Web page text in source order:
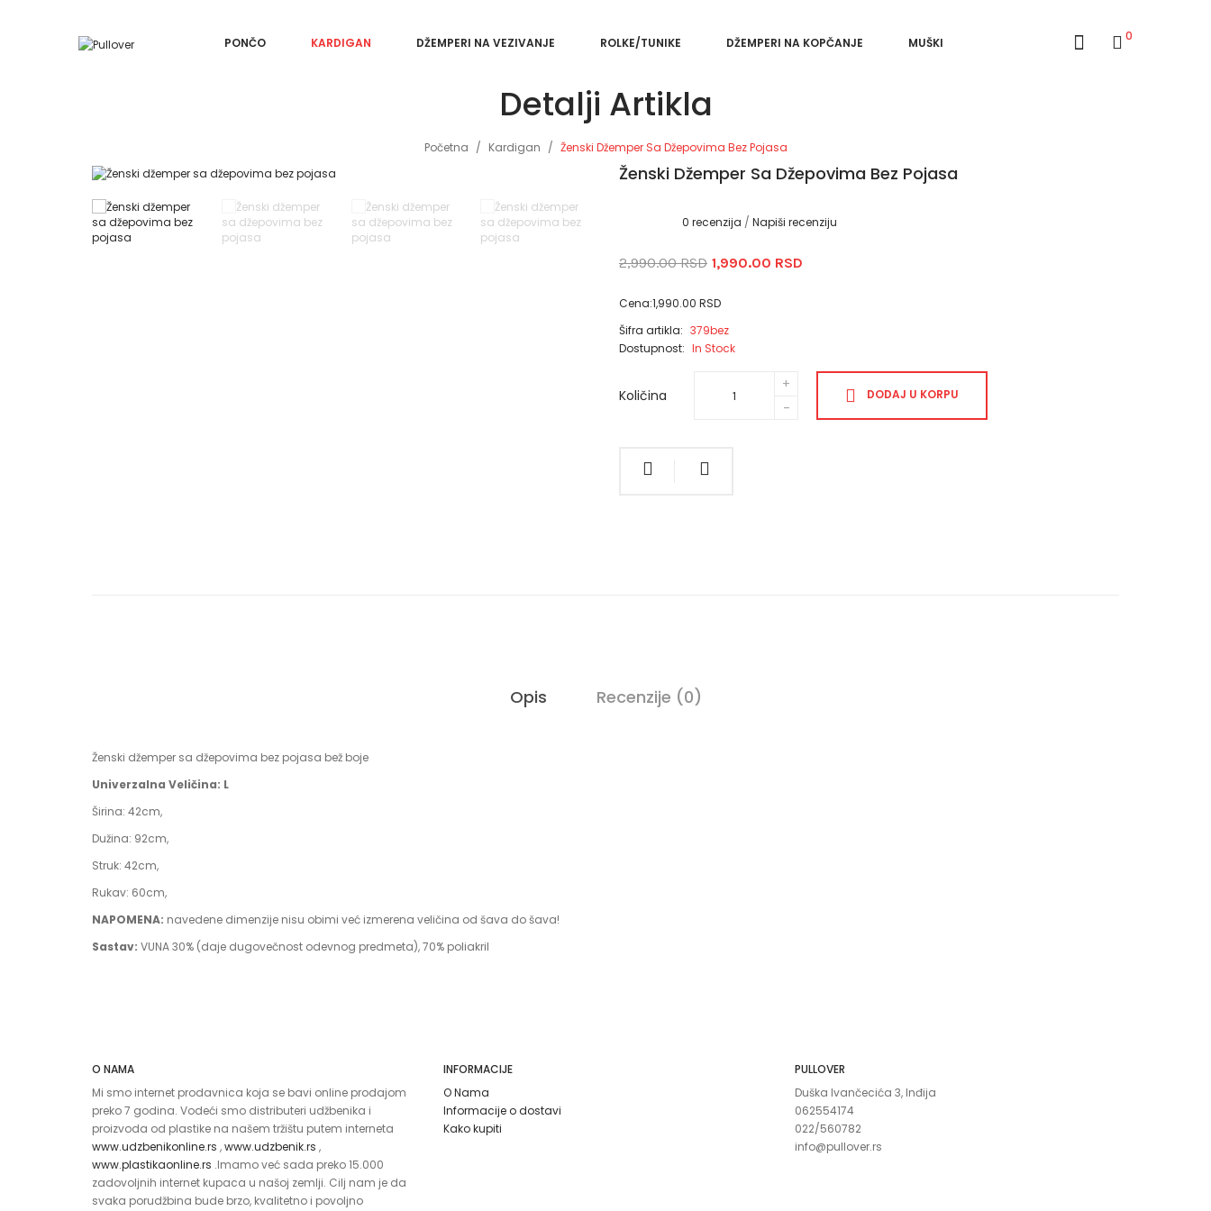
0
PONČO KARDIGAN DŽEMPERI NA VEZIVANJE ROLKE/TUNIKE DŽEMPERI NA KOPČANJE MUŠKI
Detalji Artikla
Početna Kardigan Ženski Džemper Sa Džepovima Bez Pojasa
Ženski Džemper Sa Džepovima Bez Pojasa
0 recenzija / Napiši recenziju
2,990.00 RSD 1,990.00 RSD
Cena:1,990.00 RSD
Šifra artikla: 379bez
Dostupnost: In Stock
Količina DODAJ U KORPU
Opis Recenzije (0)
Ženski džemper sa džepovima bez pojasa bež boje
Univerzalna Veličina: L
Širina: 42cm,
Dužina: 92cm,
Struk: 42cm,
Rukav: 60cm,
NAPOMENA: navedene dimenzije nisu obimi već izmerena veličina od šava do šava!
Sastav: VUNA 30% (daje dugovečnost odevnog predmeta), 70% poliakril
O NAMA
Mi smo internet prodavnica koja se bavi online prodajom
preko 7 godina. Vodeći smo distributeri udžbenika i
proizvoda od plastike na našem tržištu putem interneta
www.udzbenikonline.rs ,www.udzbenik.rs ,
www.plastikaonline.rs .Imamo već sada preko 15.000
zadovoljnih internet kupaca u našoj zemlji. Cilj nam je da
svaka porudžbina bude brzo, kvalitetno i povoljno
INFORMACIJE
O Nama
Informacije o dostavi
Kako kupiti
PULLOVER
Duška Ivančecića 3, Inđija
062554174
022/560782
info@pullover.rs